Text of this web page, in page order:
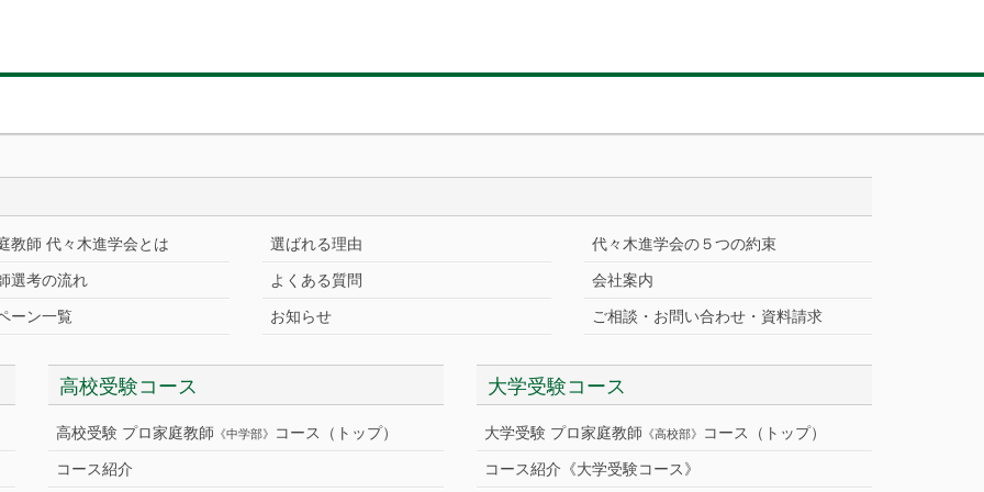
教師 代々木進学会とは 選ばれる理由 代々木進学会の５つの約束
選考の流れ よくある質問 会社案内
ーン一覧 お知らせ ご相談・お問い合わせ・資料請求
高校受験コース
高校受験 プロ家庭教師 《中学部》 コース（トップ）
コース紹介
大学受験コース
大学受験 プロ家庭教師 《高校部》 コース（トップ）
コース紹介《大学受験コース》